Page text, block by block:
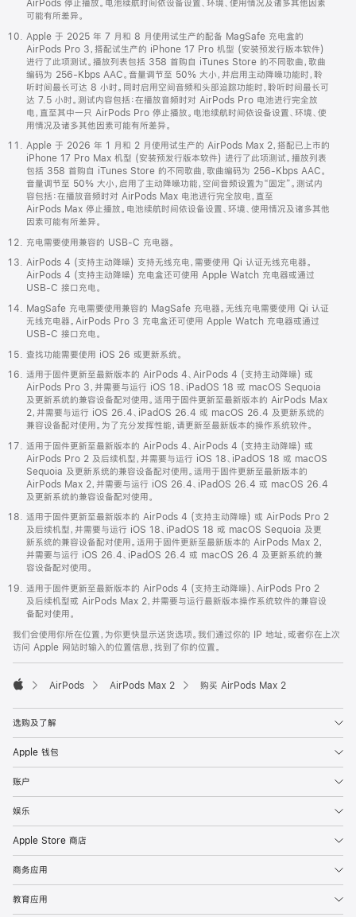
AirPods 停止播放。电池续航时间依设备设置、环境、使用情况及诸多其他因素
可能有所差异。
Apple 于 2025 年 7 月和 8 月使用试生产的配备 MagSafe 充电盒的
AirPods Pro 3，搭配试生产的 iPhone 17 Pro 机型 (安装预发行版本软件)
进行了此项测试。播放列表包括 358 首购自 iTunes Store 的不同歌曲，歌曲
编码为 256-Kbps AAC。音量调节至 50% 大小，并启用主动降噪功能时，聆
听时间最长可达 8 小时。同时启用空间音频和头部追踪功能时，聆听时间最长可
达 7.5 小时。测试内容包括：在播放音频时对 AirPods Pro 电池进行完全放
电，直至其中一只 AirPods Pro 停止播放。电池续航时间依设备设置、环境、使
用情况及诸多其他因素可能有所差异。
Apple 于 2026 年 1 月和 2 月使用试生产的 AirPods Max 2，搭配已上市的
iPhone 17 Pro Max 机型 (安装预发行版本软件) 进行了此项测试。播放列表
包括 358 首购自 iTunes Store 的不同歌曲，歌曲编码为 256-Kbps AAC。
音量调节至 50% 大小，启用了主动降噪功能，空间音频设置为“固定”。测试内
容包括：在播放音频时对 AirPods Max 电池进行完全放电，直至
AirPods Max 停止播放。电池续航时间依设备设置、环境、使用情况及诸多其他
因素可能有所差异。
充电需要使用兼容的 USB-C 充电器。
AirPods 4 (支持主动降噪) 支持无线充电，需要使用 Qi 认证无线充电器。
AirPods 4 (支持主动降噪) 充电盒还可使用 Apple Watch 充电器或通过
USB-C 接口充电。
MagSafe 充电需要使用兼容的 MagSafe 充电器。无线充电需要使用 Qi 认证
无线充电器。AirPods Pro 3 充电盒还可使用 Apple Watch 充电器或通过
USB-C 接口充电。
查找功能需要使用 iOS 26 或更新系统。
适用于固件更新至最新版本的 AirPods 4、AirPods 4 (支持主动降噪) 或
AirPods Pro 3，并需要与运行 iOS 18、iPadOS 18 或 macOS Sequoia
及更新系统的兼容设备配对使用。适用于固件更新至最新版本的 AirPods Max
2，并需要与运行 iOS 26.4、iPadOS 26.4 或 macOS 26.4 及更新系统的
兼容设备配对使用。为了充分发挥性能，请更新至最新版本的操作系统软件。
适用于固件更新至最新版本的 AirPods 4、AirPods 4 (支持主动降噪) 或
AirPods Pro 2 及后续机型，并需要与运行 iOS 18、iPadOS 18 或 macOS
Sequoia 及更新系统的兼容设备配对使用。适用于固件更新至最新版本的
AirPods Max 2，并需要与运行 iOS 26.4、iPadOS 26.4 或 macOS 26.4
及更新系统的兼容设备配对使用。
适用于固件更新至最新版本的 AirPods 4 (支持主动降噪) 或 AirPods Pro 2
及后续机型，并需要与运行 iOS 18、iPadOS 18 或 macOS Sequoia 及更
新系统的兼容设备配对使用。适用于固件更新至最新版本的 AirPods Max 2，
并需要与运行 iOS 26.4、iPadOS 26.4 或 macOS 26.4 及更新系统的兼
容设备配对使用。
适用于固件更新至最新版本的 AirPods 4 (支持主动降噪)、AirPods Pro 2
及后续机型或 AirPods Max 2，并需要与运行最新版本操作系统软件的兼容设
备配对使用。
我们会使用你所在位置，为你更快显示送货选项。我们通过你的 IP 地址，或者你在上次
访问 Apple 网站时输入的位置信息，找到了你的位置。
AirPods AirPods Max 2 购买 AirPods Max 2
选购及了解
Apple 钱包
账户
娱乐
Apple Store 商店
商务应用
教育应用